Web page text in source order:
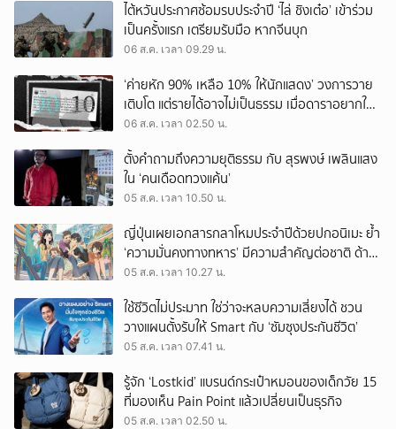
ไต้หวันประกาศซ้อมรบประจำปี ‘ไล่ ชิงเต๋อ’ เข้าร่วม
เป็นครั้งแรก เตรียมรับมือ หากจีนบุก
06 ส.ค. เวลา 09.29 น.
‘ค่ายหัก 90% เหลือ 10% ให้นักแสดง’ วงการวาย
เติบโต แต่รายได้อาจไม่เป็นธรรม เมื่อดาราอยากให้มี
‘สัญญามาตรฐาน’
06 ส.ค. เวลา 02.50 น.
ตั้งคำถามถึงความยุติธรรม กับ สุรพงษ์ เพลินแสง
ใน ‘คนเดือดทวงแค้น’
05 ส.ค. เวลา 10.50 น.
ญี่ปุ่นเผยเอกสารกลาโหมประจำปีด้วยปกอนิเมะ ย้ำ
‘ความมั่นคงทางทหาร’ มีความสำคัญต่อชาติ ด้าน
จีนเตือน ขออย่าซ้ำรอยประวัติศาสตร์
05 ส.ค. เวลา 10.27 น.
ใช้ชีวิตไม่ประมาท ใช่ว่าจะหลบความเสี่ยงได้ ชวน
วางแผนตั้งรับให้ Smart กับ ‘ซัมซุงประกันชีวิต’
05 ส.ค. เวลา 07.41 น.
รู้จัก ‘Lostkid’ แบรนด์กระเป๋าหมอนของเด็กวัย 15
ที่มองเห็น Pain Point แล้วเปลี่ยนเป็นธุรกิจ
05 ส.ค. เวลา 02.50 น.